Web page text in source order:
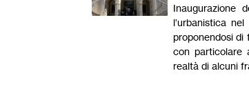
Inaugurazione
l’urbanistica
proponendosi di
con particolare
realtà di alcuni